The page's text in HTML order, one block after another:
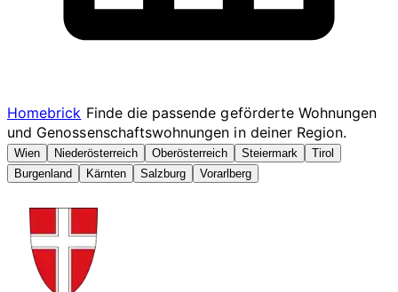
Homebrick Finde die passende geförderte Wohnungen
und Genossenschaftswohnungen in deiner Region.
Wien Niederösterreich Oberösterreich Steiermark
Tirol
Burgenland
Kärnten Salzburg Vorarlberg